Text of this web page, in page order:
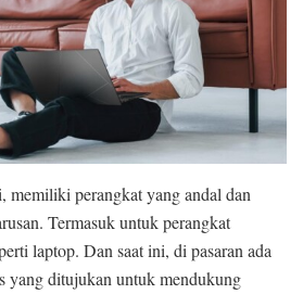
memiliki perangkat yang andal dan
Termasuk untuk perangkat
laptop. Dan saat ini, di pasaran ada
yang ditujukan untuk mendukung